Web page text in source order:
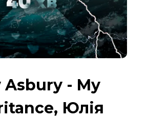
Asbury - My
Юлія